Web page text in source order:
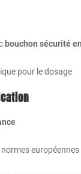
bouchon sécurité
pour le dosage
européennes